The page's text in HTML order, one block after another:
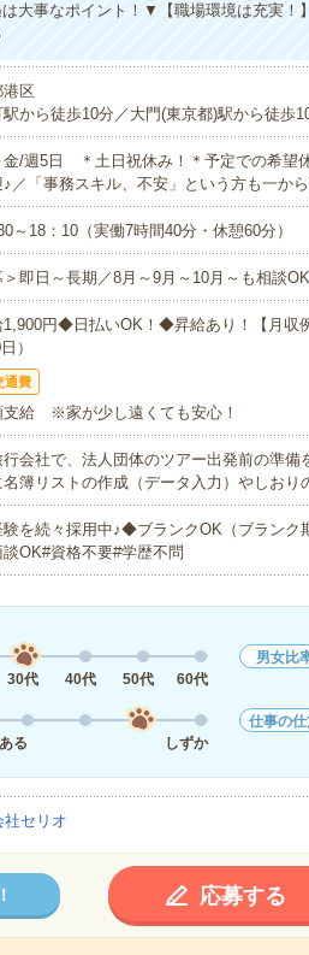
大事なポイント！▼【職場環境は充実！
港区
から徒歩10分／大門(東京都)駅から徒歩
/週5日 ＊土日祝休み！＊予定での希望
♪／「事務スキル、不安」という方も一か
～18：10（実働7時間40分・休憩60分）
＞即日～長期／8月～9月～10月～も相談
円◆日払いOK！◆昇給あり！【月収
）
通費
給 ※家が少し遠くても安心！
行会社で、法人団体のツアー出発前の準
名簿リストの作成（データ入力）やしお
を続々採用中♪◆ブランクOK（ブランク
談OK#資格不要#学歴不問
30代 40代 50代 60代
男女比
る
しずか
仕事の仕
社セリオ
応募する